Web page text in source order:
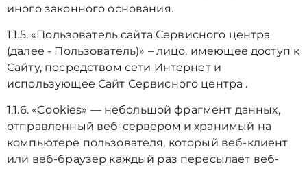
иного законного основания.
1.1.5. «Пользователь сайта Сервисного центра
(далее ‑ Пользователь)» – лицо, имеющее доступ к
Сайту, посредством сети Интернет и
использующее Сайт Сервисного центра .
1.1.6. «Cookies» — небольшой фрагмент данных,
отправленный веб-сервером и хранимый на
компьютере пользователя, который веб-клиент
или веб-браузер каждый раз пересылает веб-